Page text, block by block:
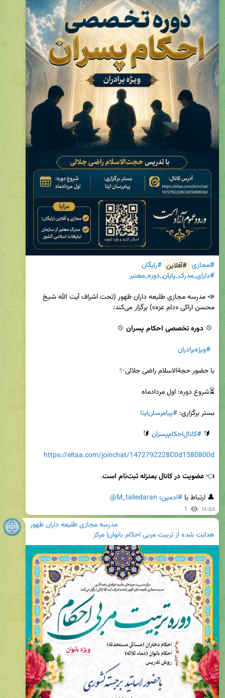
#مجازی #آفلاین #رایگان
#دارای_مدرک_پایان_دوره_معتبر
دوره تخصصی احکام پسران
#ویژه‌برادران
بستر برگزاری: #پیامرسان‌ایتا
#کانال‌احکام‌پسران
https://eitaa.com/joinchat/1472792228C0d1580800d
👈‌ عضویت در کانال بمنزله ثبت‌نام است
👤 ارتباط با #ادمین:
@M_taliedaran
1 ۱۸:۵۸
مدرسه مجازی طلیعه داران ظهور
هدایت شده از تربیت مربی احکام بانوان| مرکز